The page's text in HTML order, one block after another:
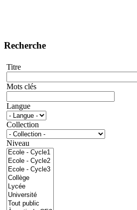
Recherche
Titre
Mots clés
Langue
Collection
Niveau